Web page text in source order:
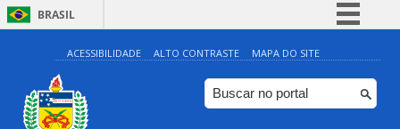
BRASIL
Simplifique!
Comunica BR
Participe
ACESSIBILIDADE ALTO CONTRASTE MAPA DO SITE